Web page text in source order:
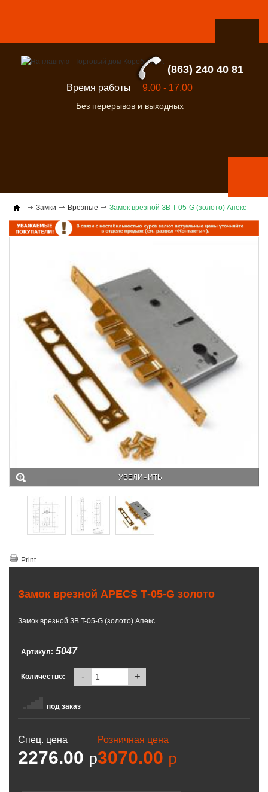
(863) 240 40 81
Время работы 9.00 - 17.00
Без перерывов и выходных
Замки Врезные Замок врезной ЗВ T-05-G (золото) Апекс
УВЕЛИЧИТЬ
Print
Замок врезной APECS Т-05-G золото
Замок врезной ЗВ T-05-G (золото) Апекс
Артикул: 5047
Количество: - +
под заказ
Спец. цена
2276.00 p
Розничная цена
3070.00 p